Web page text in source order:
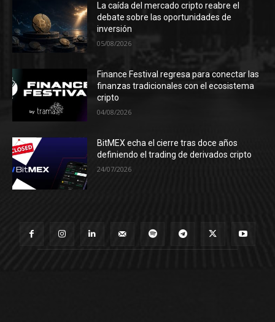
La caída del mercado cripto reabre el
debate sobre las oportunidades de
inversión
05/08/2026
Finance Festival regresa para conectar las
finanzas tradicionales con el ecosistema
cripto
04/08/2026
BitMEX echa el cierre tras doce años
definiendo el trading de derivados cripto
24/07/2026